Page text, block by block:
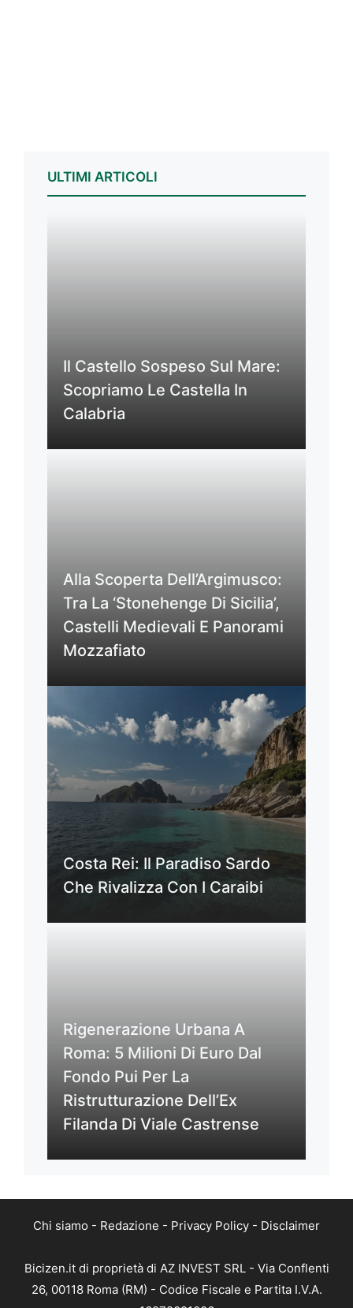
ULTIMI ARTICOLI
Il Castello Sospeso Sul Mare:
Scopriamo Le Castella In
Calabria
Alla Scoperta Dell’Argimusco:
Tra La ‘Stonehenge Di Sicilia’,
Castelli Medievali E Panorami
Mozzafiato
Costa Rei: Il Paradiso Sardo
Che Rivalizza Con I Caraibi
Rigenerazione Urbana A
Roma: 5 Milioni Di Euro Dal
Fondo Pui Per La
Ristrutturazione Dell’Ex
Filanda Di Viale Castrense
Chi siamo - Redazione - Privacy Policy - Disclaimer
Bicizen.it di proprietà di AZ INVEST SRL - Via Conflenti
26, 00118 Roma (RM) - Codice Fiscale e Partita I.V.A.